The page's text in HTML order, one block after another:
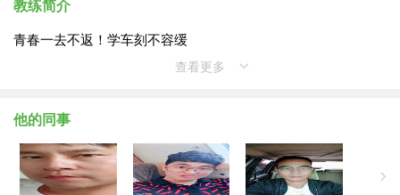
教练简介
青春一去不返！学车刻不容缓
查看更多
他的同事